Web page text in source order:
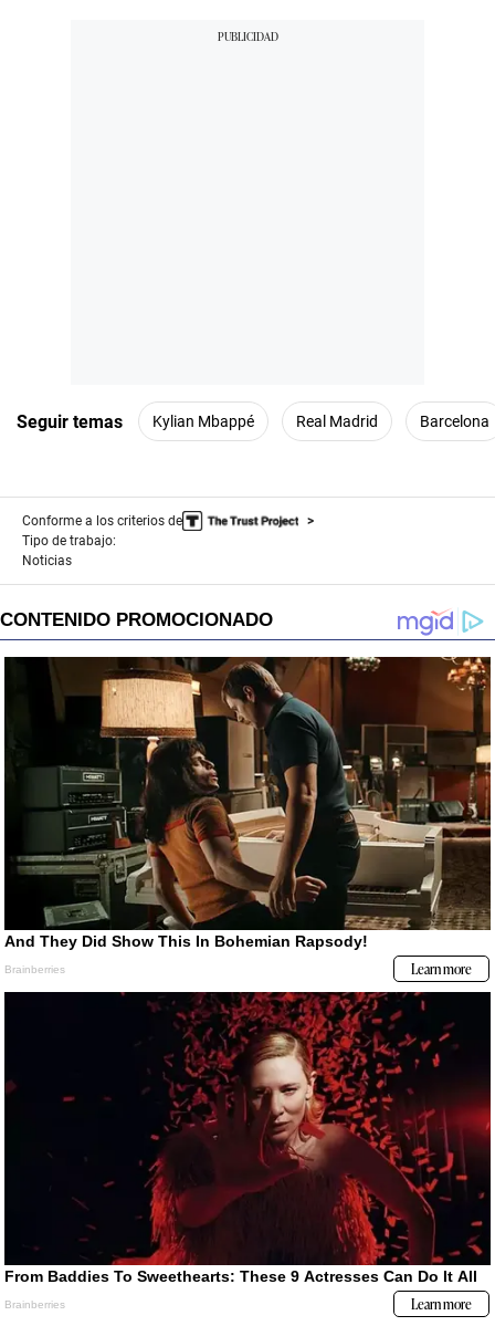
Seguir temas Kylian Mbappé Real Madrid Barcelona
Conforme a los criterios de
Tipo de trabajo:
Noticias